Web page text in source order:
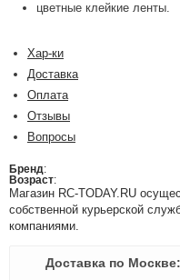
цветные клейкие ленты.
Хар-ки
Доставка
Оплата
Отзывы
Вопросы
Бренд:
Возраст:
Магазин RC-TODAY.RU
собственной курьерской
компаниями.
Доставка по Москве: